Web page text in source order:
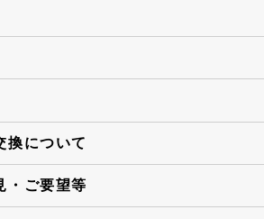
換について
・ご要望等